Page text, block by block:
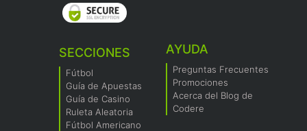
SECCIONES
Fútbol
Guía de Apuestas
Guía de Casino
Ruleta Aleatoria
Fútbol Americano
AYUDA
Preguntas Frecuentes
Promociones
Acerca del Blog de
Codere